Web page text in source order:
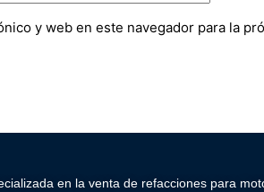
y web en este navegador para la
en la venta de refacciones para